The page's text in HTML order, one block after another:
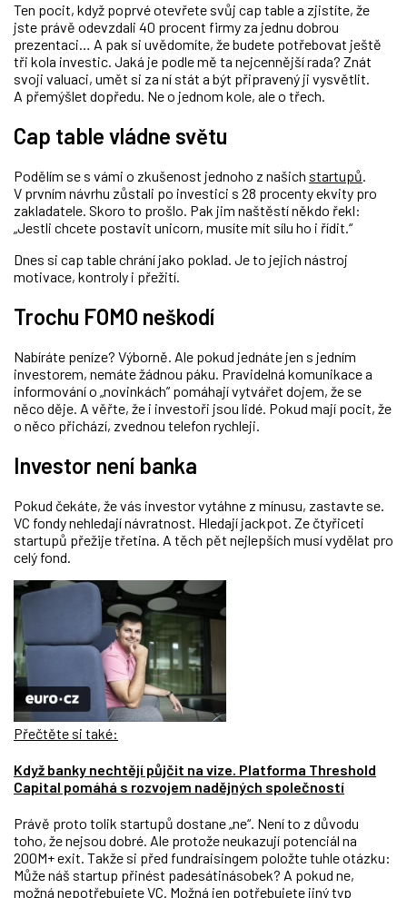
Ten pocit, když poprvé otevřete svůj cap table a zjistíte, že
jste právě odevzdali 40 procent firmy za jednu dobrou
prezentaci… A pak si uvědomíte, že budete potřebovat ještě
tři kola investic. Jaká je podle mě ta nejcennější rada? Znát
svoji valuaci, umět si za ní stát a být připravený ji vysvětlit.
A přemýšlet dopředu. Ne o jednom kole, ale o třech.
Cap table vládne světu
Podělím se s vámi o zkušenost jednoho z našich startupů.
V prvním návrhu zůstali po investici s 28 procenty ekvity pro
zakladatele. Skoro to prošlo. Pak jim naštěstí někdo řekl:
„Jestli chcete postavit unicorn, musíte mít sílu ho i řídit.“
Dnes si cap table chrání jako poklad. Je to jejich nástroj
motivace, kontroly i přežití.
Trochu FOMO neškodí
Nabíráte peníze? Výborně. Ale pokud jednáte jen s jedním
investorem, nemáte žádnou páku. Pravidelná komunikace a
informování o „novinkách” pomáhají vytvářet dojem, že se
něco děje. A věřte, že i investoři jsou lidé. Pokud mají pocit, že
o něco přichází, zvednou telefon rychleji.
Investor není banka
Pokud čekáte, že vás investor vytáhne z mínusu, zastavte se.
VC fondy nehledají návratnost. Hledají jackpot. Ze čtyřiceti
startupů přežije třetina. A těch pět nejlepších musí vydělat pro
celý fond.
Přečtěte si také:
Když banky nechtějí půjčit na vize. Platforma Threshold
Capital pomáhá s rozvojem nadějných společností
Právě proto tolik startupů dostane „ne“. Není to z důvodu
toho, že nejsou dobré. Ale protože neukazují potenciál na
200M+ exit. Takže si před fundraisingem položte tuhle otázku:
Může náš startup přinést padesátinásobek? A pokud ne,
možná nepotřebujete VC. Možná jen potřebujete jiný typ